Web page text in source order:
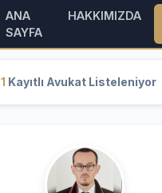
ANA
SAYFA
HAKKIMIZDA
1 Kayıtlı Avukat Listeleniyor